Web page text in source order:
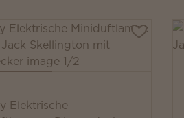
Elektrische